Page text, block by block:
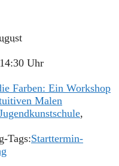
Uhr
Farben: Ein Workshop
Malen
,
Tags:Starttermin-